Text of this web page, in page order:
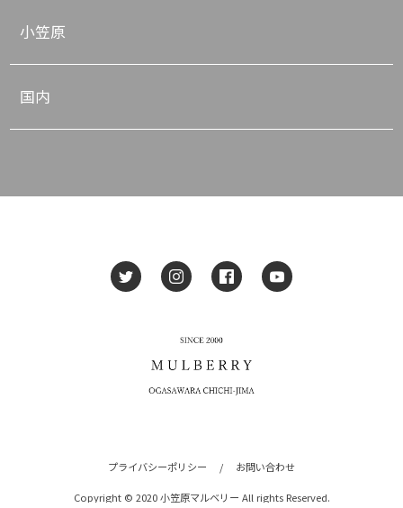
小笠原
国内
プライバシーポリシー / お問い合わせ
Copyright © 2020 小笠原マルベリー All rights Reserved.